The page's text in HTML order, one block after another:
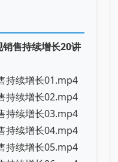
售持续增长20讲
持续增长01.mp4
持续增长02.mp4
持续增长03.mp4
持续增长04.mp4
持续增长05.mp4